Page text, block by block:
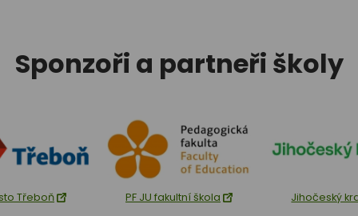
Sponzoři a partneři školy
Třeboň PF JU fakultní škola Jihočeský